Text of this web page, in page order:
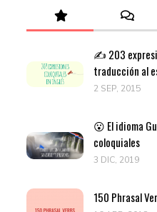
✍️ 203
traducción al
2 SEP, 2015
😮 El idioma
coloquiales
3 DIC, 2019
150 Phrasal